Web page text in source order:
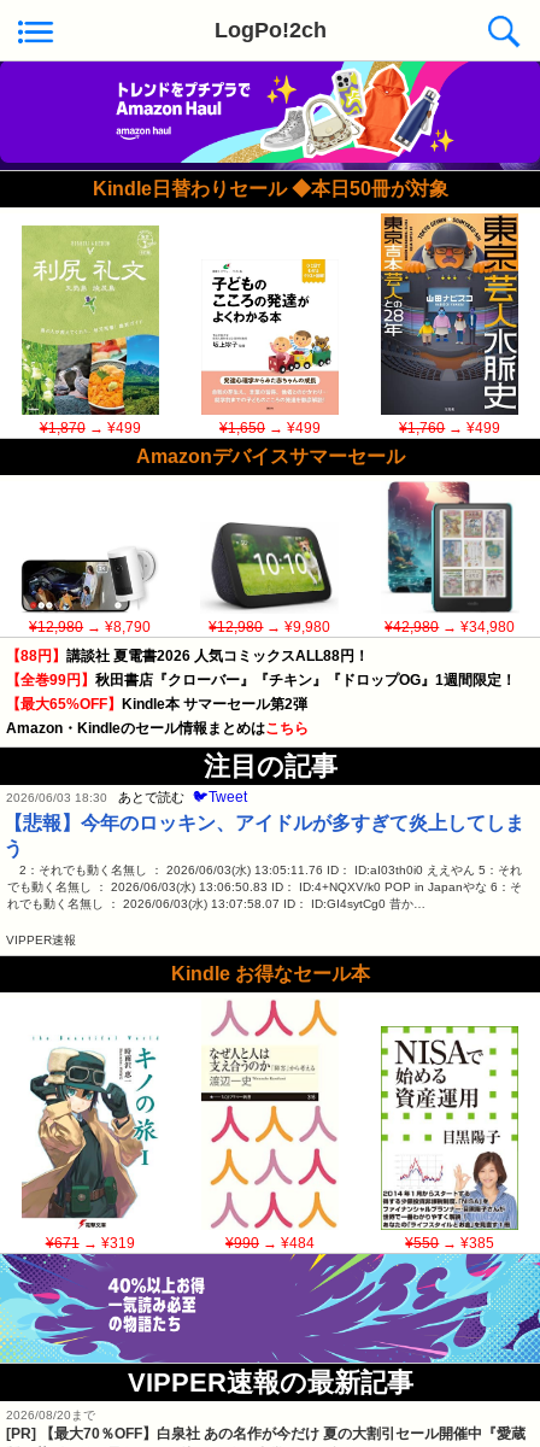
LogPo!2ch
Kindle日替わりセール ◆本日50冊が対象
¥1,870→ ¥499 ¥1,650→ ¥499 ¥1,760→ ¥499
Amazonデバイスサマーセール
¥12,980→ ¥8,790 ¥12,980→ ¥9,980 ¥42,980→ ¥34,980
【88円】 講談社 夏電書2026 人気コミックスALL88円！
【全巻99円】 秋田書店『クローバー』『チキン』『ドロップOG』1週間限定！
【最大65%OFF】
Kindle本 サマーセール第2弾
Amazon・Kindleのセール情報まとめはこちら
注目の記事
2026/06/03 18:30 あとで読む 🐦Tweet
【悲報】今年のロッキン、アイドルが多すぎて炎上してしま
う
2：それでも動く名無し ： 2026/06/03(水) 13:05:11.76 ID： ID:aI03th0i0 ええやん 5：それ
でも動く名無し ： 2026/06/03(水) 13:06:50.83 ID： ID:4+NQXV/k0 POP in Japanやな 6：そ
れでも動く名無し ： 2026/06/03(水) 13:07:58.07 ID： ID:GI4sytCg0 昔か…
VIPPER速報
Kindle お得なセール本
¥671→ ¥319 ¥990→ ¥484 ¥550→ ¥385
VIPPER速報の最新記事
2026/08/20まで
[PR]
【最大70％OFF】白泉社 あの名作が今だけ 夏の大割引セール開催中『愛蔵